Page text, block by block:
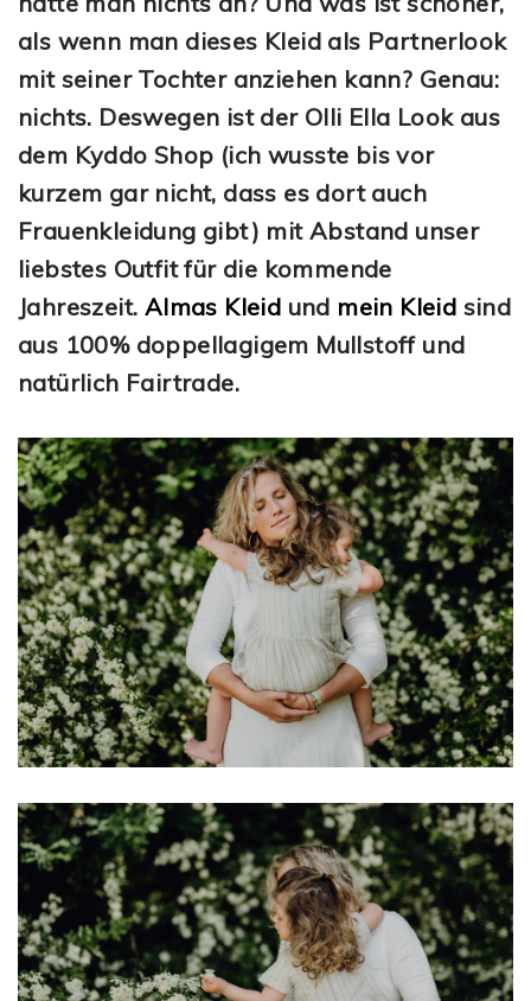
als wenn man dieses Kleid als Partnerlook
mit seiner Tochter anziehen kann? Genau:
nichts. Deswegen ist der Olli Ella Look aus
dem Kyddo Shop (ich wusste bis vor
kurzem gar nicht, dass es dort auch
Frauenkleidung gibt) mit Abstand unser
liebstes Outfit für die kommende
Jahreszeit. Almas Kleid und mein Kleid sind
aus 100% doppellagigem Mullstoff und
natürlich Fairtrade.